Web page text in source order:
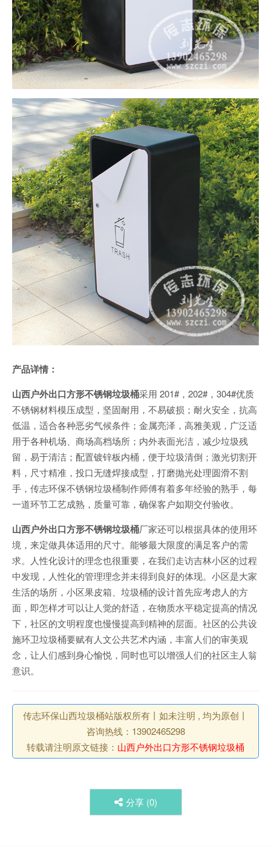
产品详情：
山西户外出口方形不锈钢垃圾桶采用 201#，202#，304#优质
不锈钢材料模压成型，坚固耐用，不易破损；耐火安全，抗高
低温，适合各种恶劣气候条件；金属亮泽，高雅美观，广泛适
用于各种机场、商场高档场所；内外表面光洁，减少垃圾残
留，易于清洁；配置镀锌板内桶，便于垃圾清倒；激光切割开
料，尺寸精准，投口无缝焊接成型，打磨抛光处理圆滑不割
手，传志环保不锈钢垃圾桶制作师傅有着多年经验的熟手，每
一道环节工艺成熟，质量可靠，确保客户如期交付验收。
山西户外出口方形不锈钢垃圾桶厂家还可以根据具体的使用环
境，来定做具体适用的尺寸。能够最大限度的满足客户的需
求。人性化设计的理念也很重要，在我们走访吉林小区的过程
中发现，人性化的管理理念并未得到良好的体现。小区是大家
生活的场所，小区果皮箱、垃圾桶的设计首先应考虑人的方
面，即怎样才可以让人觉的舒适，在物质水平稳定提高的情况
下，社区的文明程度也慢慢提高到精神的层面。社区的公共设
施环卫垃圾桶要赋有人文公共艺术内涵，丰富人们的审美观
念，让人们感到身心愉悦，同时也可以增强人们的社区主人翁
意识。
传志环保山西垃圾桶站版权所有丨如未注明 , 均为原创丨
咨询热线：13902465298
转载请注明原文链接： 山西户外出口方形不锈钢垃圾桶
分享 (0)